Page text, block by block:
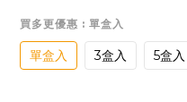
買多更優惠 : 單盒入
單盒入 3盒入 5盒入